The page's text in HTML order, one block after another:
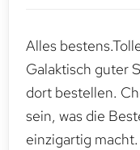
Alles
Galaktisch guter
dort bestellen.
sein, was die
einzigartig